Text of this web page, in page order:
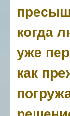
когда
уже
как